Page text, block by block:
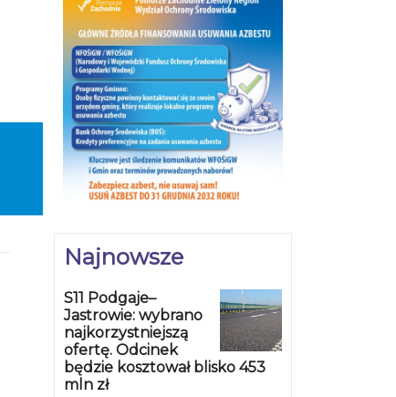
Najnowsze
S11 Podgaje–
Jastrowie: wybrano
najkorzystniejszą
ofertę. Odcinek
będzie kosztował blisko 453
mln zł